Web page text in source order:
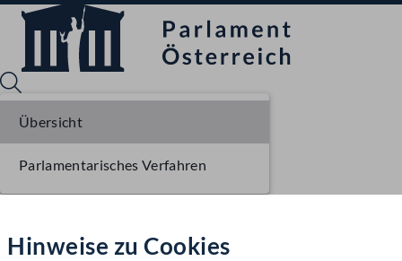
Hilfe
Hinweise zu Cookies
Übersicht
Parlamentarisches Verfahren